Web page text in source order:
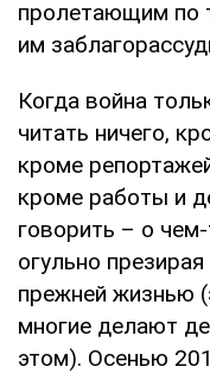
пролетающим по
им
Когда война
читать ничего,
кроме
кроме работы и
говорить – о
огульно
прежней жизнью
многие делают
этом). Осенью